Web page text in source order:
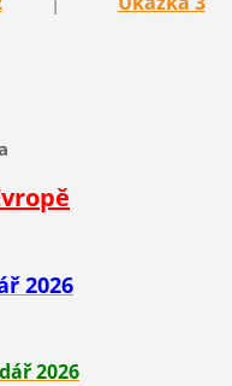
2026
2026